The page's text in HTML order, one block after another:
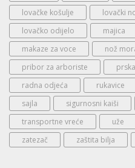
lovačke košulje
lovački
lovačko odijelo
majica
makaze za voce
nož
pribor za arboriste
radna odjeća
rukavice
sajla
sigurnosni kaiši
transportne vreće
uže
zatezač
zaštita bilja